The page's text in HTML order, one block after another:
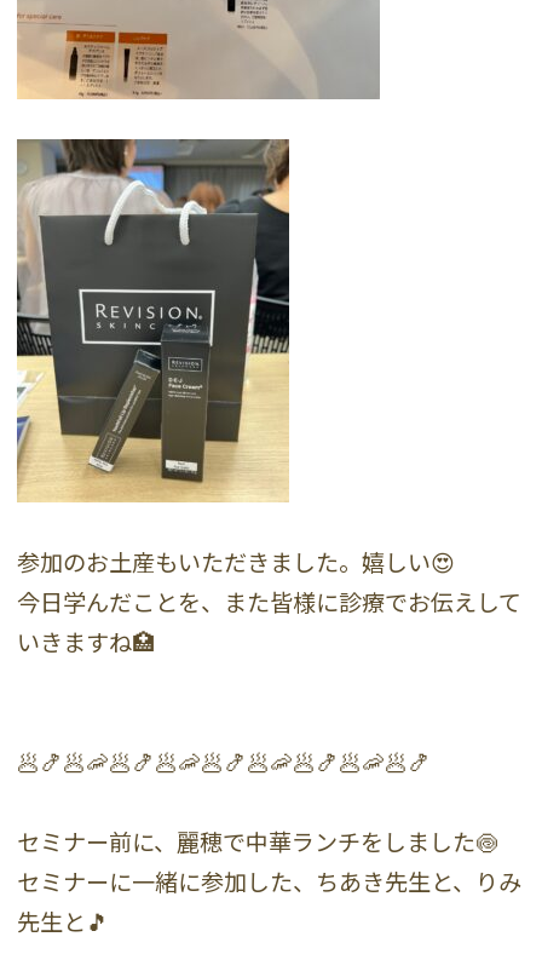
参加のお土産もいただきました。嬉しい😍
今日学んだことを、また皆様に診療でお伝えして
いきますね🏥
🥟🍤🥟🦐🥟🍤🥟🦐🥟🍤🥟🦐🥟🍤🥟🦐🥟🍤
セミナー前に、麗穂で中華ランチをしました🍥
セミナーに一緒に参加した、ちあき先生と、りみ
先生と🎵